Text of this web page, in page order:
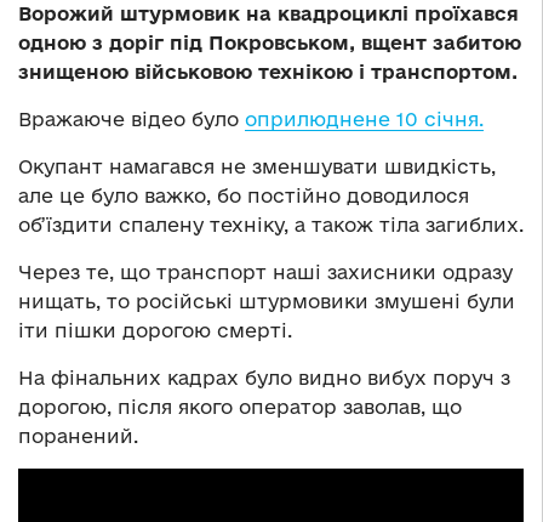
Ворожий штурмовик на квадроциклі проїхався
одною з доріг під Покровськом, вщент забитою
знищеною військовою технікою і транспортом.
Вражаюче відео було оприлюднене 10 січня.
Окупант намагався не зменшувати швидкість,
але це було важко, бо постійно доводилося
об’їздити спалену техніку, а також тіла загиблих.
Через те, що транспорт наші захисники одразу
нищать, то російські штурмовики змушені були
іти пішки дорогою смерті.
На фінальних кадрах було видно вибух поруч з
дорогою, після якого оператор заволав, що
поранений.